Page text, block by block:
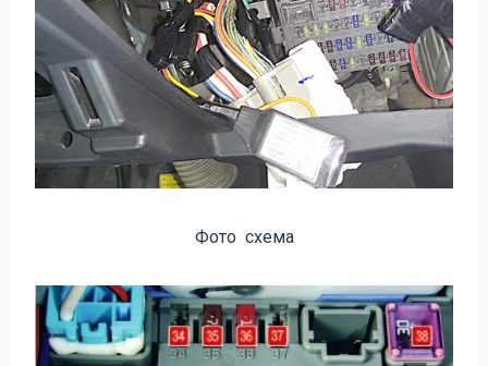
Фото схема